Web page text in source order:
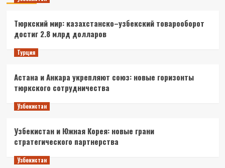
Тюркский мир: казахстанско–узбекский товарооборот
достиг 2.8 млрд долларов
Турция
Астана и Анкара укрепляют союз: новые горизонты
тюркского сотрудничества
Узбекистан
Узбекистан и Южная Корея: новые грани
стратегического партнерства
Узбекистан